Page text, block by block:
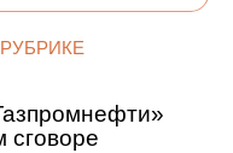
сговоре